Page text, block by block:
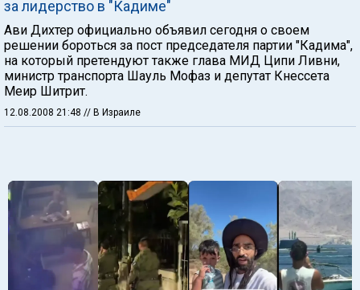
за лидерство в "Кадиме"
Ави Дихтер официально объявил сегодня о своем
решении бороться за пост председателя партии "Кадима",
на который претендуют также глава МИД Ципи Ливни,
министр транспорта Шауль Мофаз и депутат Кнессета
Меир Шитрит.
12.08.2008 21:48 // В Израиле